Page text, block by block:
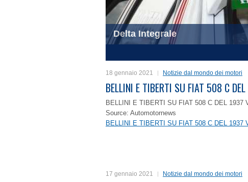
Delta Integrale
18 gennaio 2021 Notizie dal mondo dei motori
BELLINI E TIBERTI SU FIAT 508 C
BELLINI E TIBERTI SU FIAT 508 C DEL 1937
Source: Automotornews
BELLINI E TIBERTI SU FIAT 508 C DEL 1937
17 gennaio 2021 Notizie dal mondo dei motori